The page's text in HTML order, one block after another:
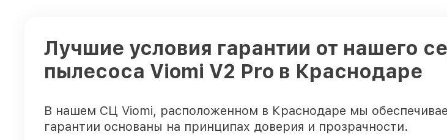
Лучшие условия гарантии от нашего
пылесоса Viomi V2 Pro в Краснодаре
В нашем СЦ Viomi, расположенном в Краснодаре мы
гарантии основаны на принципах доверия и прозрачности.